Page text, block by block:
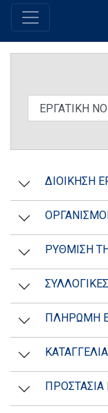
ΔΙΟΙΚΗΣΗ
ΡΥΘΜΙΣΗ
ΠΛΗΡΩΜΗ